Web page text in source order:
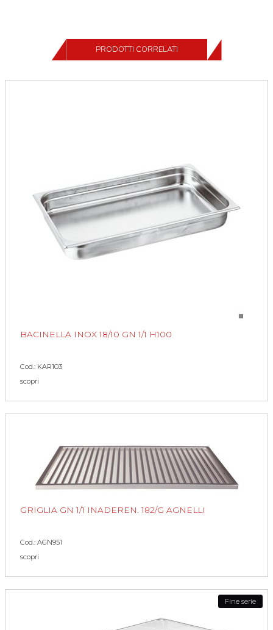
PRODOTTI CORRELATI
BACINELLA INOX 18/10 GN 1/1 H100
Cod.: KAR103
scopri
GRIGLIA GN 1/1 INADEREN. 182/G AGNELLI
Cod.: AGN951
scopri
Fine serie